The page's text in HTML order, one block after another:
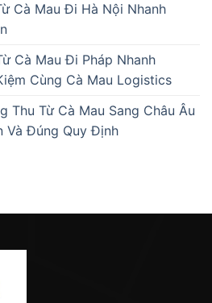
Cà Mau Đi Hà Nội Nhanh
Cà Mau Đi Pháp Nhanh
Cùng Cà Mau Logistics
Thu Từ Cà Mau Sang Châu Âu
Và Đúng Quy Định